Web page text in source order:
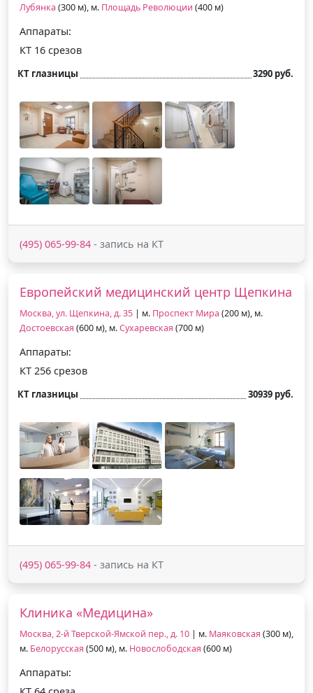
Лубянка (300 м), м. Площадь Революции (400 м)
Аппараты:
КТ 16 срезов
КТ глазницы 3290 руб.
(495) 065-99-84 - запись на КТ
Европейский медицинский центр Щепкина
Москва, ул. Щепкина, д. 35 | м. Проспект Мира (200 м), м.
Достоевская (600 м), м.Сухаревская (700 м)
Аппараты:
КТ 256 срезов
КТ глазницы 30939 руб.
(495) 065-99-84 - запись на КТ
Клиника «Медицина»
Москва, 2-й Тверской-Ямской пер., д. 10 | м. Маяковская (300 м),
м. Белорусская (500 м), м. Новослободская (600 м)
Аппараты: